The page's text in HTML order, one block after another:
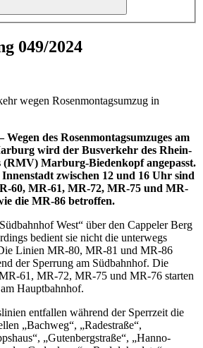
049/2024
wegen Rosenmontagsumzug in
des Rosenmontagsumzuges am
wird der Busverkehr des Rhein-
Marburg-Biedenkopf angepasst.
zwischen 12 und 16 Uhr sind
60, MR-61, MR-72, MR-75 und MR-
die MR-86 betroffen.
West“ über den Cappeler Berg
bedient sie nicht die unterwegs
Linien MR-80, MR-81 und MR-86
der Sperrung am Südbahnhof. Die
61, MR-72, MR-75 und MR-76 starten
Hauptbahnhof.
entfallen während der Sperrzeit die
„Bachweg“, „Radestraße“,
„Gutenbergstraße“, „Hanno-